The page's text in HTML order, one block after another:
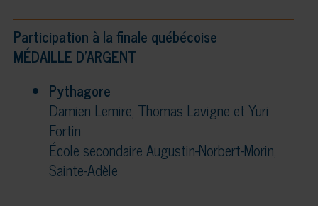
Participation à la finale québécoise
MÉDAILLE D’ARGENT
Pythagore
Damien Lemire, Thomas Lavigne et Yuri
Fortin
École secondaire Augustin-Norbert-Morin,
Sainte-Adèle